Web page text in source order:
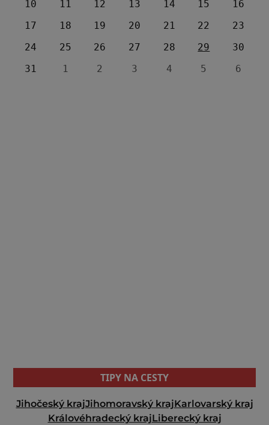
10
11 12 13 14 15
16
17
18 19 20 21 22
23
24
25 26 27 28 29
30
31
1 2 3 4 5 6
TIPY NA CESTY
Jihočeský krajJihomoravský krajKarlovarský kraj
Královéhradecký krajLiberecký kraj